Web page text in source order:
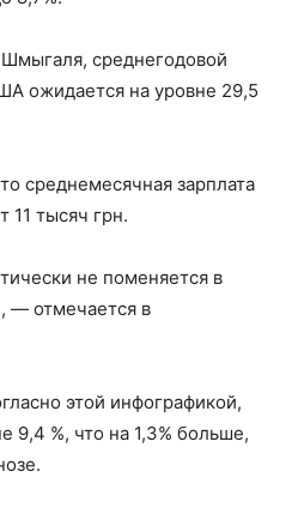
среднегодовой
ожидается на уровне 29,5
среднемесячная зарплата
11 тысяч грн.
не поменяется в
— отмечается в
этой инфографикой,
9,4 %, что на 1,3% больше,